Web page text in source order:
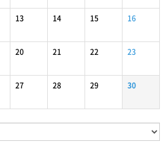
13 14 15 16
20 21 22 23
27 28 29 30